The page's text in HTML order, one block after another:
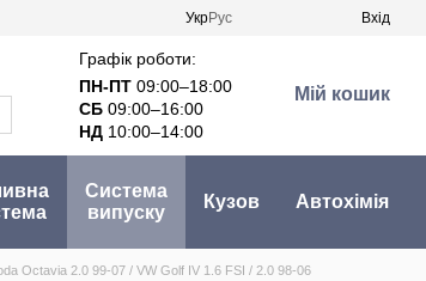
УкрРус Вхід
Графік роботи:
ПН-ПТ 09:00–18:00
СБ 09:00–16:00
НД 10:00–14:00
Мій кошик
Система
випуску
Кузов Автохімія
Octavia 2.0 99-07 / VW Golf IV 1.6 FSI / 2.0 98-06